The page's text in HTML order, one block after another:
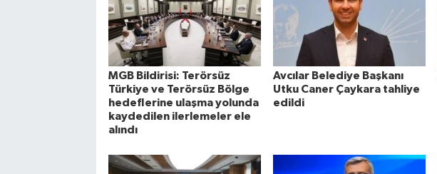
MGB Bildirisi: Terörsüz
Türkiye ve Terörsüz Bölge
hedeflerine ulaşma yolunda
kaydedilen ilerlemeler ele
alındı
Avcılar Belediye Başkanı
Utku Caner Çaykara tahliye
edildi